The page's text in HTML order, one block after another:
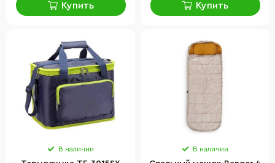
Купить Купить
В наличии В наличии